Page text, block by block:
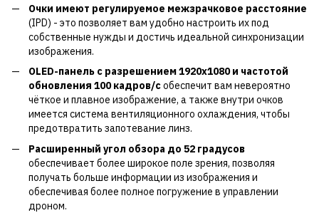
Очки имеют регулируемое межзрачковое расстояние
(IPD) - это позволяет вам удобно настроить их под
собственные нужды и достичь идеальной синхронизации
изображения.
OLED-панель с разрешением 1920x1080 и частотой
обновления 100 кадров/собеспечит вам невероятно
чёткое и плавное изображение, а также внутри очков
имеется система вентиляционного охлаждения, чтобы
предотвратить запотевание линз.
Расширенный угол обзора до 52 градусов
обеспечивает более широкое поле зрения, позволяя
получать больше информации из изображения и
обеспечивая более полное погружение в управлении
дроном.